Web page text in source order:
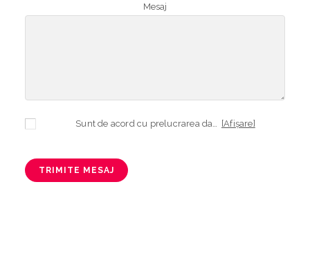
Mesaj
[Afișare]
TRIMITE MESAJ